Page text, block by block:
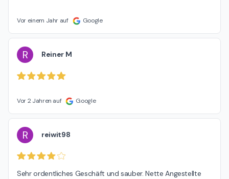
Vor einem Jahr auf Google
R Reiner M
Vor 2 Jahren auf Google
R reiwit98
Sehr ordentliches Geschäft und sauber. Nette Angestellte